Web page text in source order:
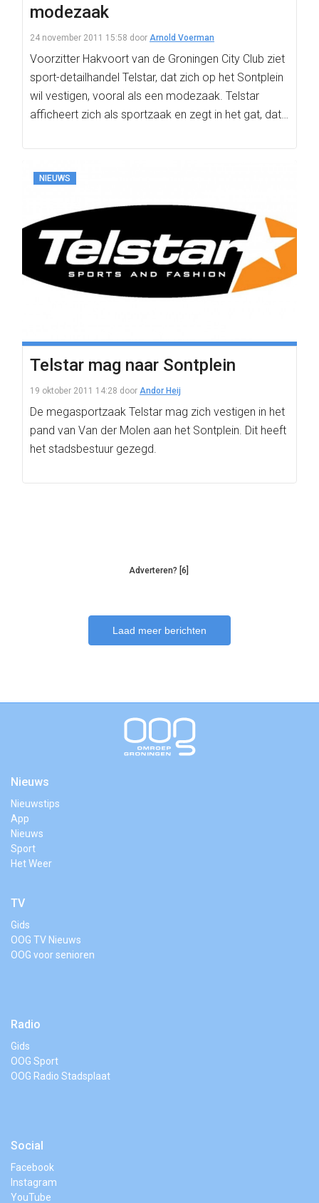
modezaak
24 november 2011 15:58 door Arnold Voerman
Voorzitter Hakvoort van de Groningen City Club ziet
sport-detailhandel Telstar, dat zich op het Sontplein
wil vestigen, vooral als een modezaak. Telstar
afficheert zich als sportzaak en zegt in het gat, dat…
NIEUWS
Telstar mag naar Sontplein
19 oktober 2011 14:28 door Andor Heij
De megasportzaak Telstar mag zich vestigen in het
pand van Van der Molen aan het Sontplein. Dit heeft
het stadsbestuur gezegd.
Adverteren? [6]
Laad meer berichten
Nieuws
Nieuwstips
App
Nieuws
Sport
Het Weer
TV
Gids
OOG TV Nieuws
OOG voor senioren
Radio
Gids
OOG Sport
OOG Radio Stadsplaat
Social
Facebook
Instagram
YouTube